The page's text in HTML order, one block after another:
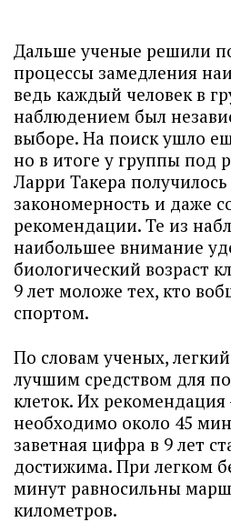
Дальше ученые решили
процессы замедления
ведь каждый человек в
наблюдением был
выборе. На поиск ушло
но в итоге у группы под
Ларри Такера
закономерность и даже
рекомендации. Те из
наибольшее внимание
биологический возраст
9 лет моложе тех, кто
спортом.
По словам ученых, легкий
лучшим средством для
клеток. Их
необходимо около 45
заветная цифра в 9 лет
достижима. При легком
минут равносильны
километров.